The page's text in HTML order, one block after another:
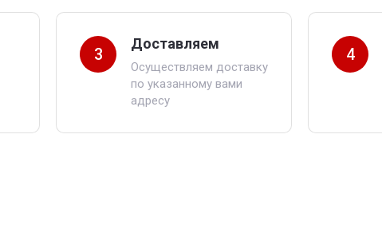
3
Доставляем
Осуществляем доставку
по указанному вами
адресу
4